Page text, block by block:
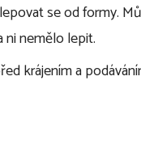
se od formy.
nemělo lepit.
krájením a